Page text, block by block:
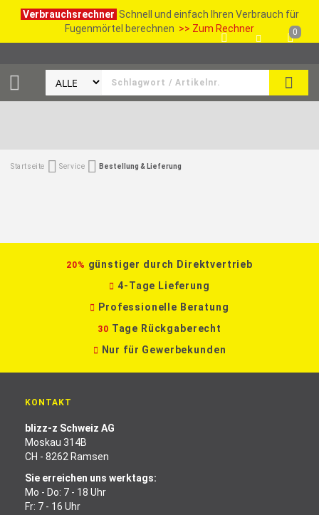
Verbrauchsrechner Schnell und einfach Ihren Verbrauch für
Fugenmörtel berechnen >> Zum Rechner
SUCHE
0
Startseite Service Bestellung & Lieferung
20% günstiger durch Direktvertrieb
4-Tage Lieferung
Professionelle Beratung
30 Tage Rückgaberecht
Nur für Gewerbekunden
KONTAKT
blizz-z Schweiz AG
Moskau 314B
CH - 8262 Ramsen
Sie erreichen uns werktags:
Mo - Do: 7 - 18 Uhr
Fr: 7 - 16 Uhr